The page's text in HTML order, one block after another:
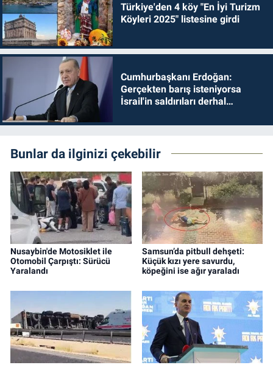
Türkiye'den 4 köy "En İyi Turizm
Köyleri 2025" listesine girdi
Cumhurbaşkanı Erdoğan:
Gerçekten barış isteniyorsa
İsrail'in saldırıları derhal
Bunlar da ilginizi çekebilir
Nusaybin'de Motosiklet ile
Otomobil Çarpıştı: Sürücü
Yaralandı
Samsun’da pitbull dehşeti:
Küçük kızı yere savurdu,
köpeğini ise ağır yaraladı